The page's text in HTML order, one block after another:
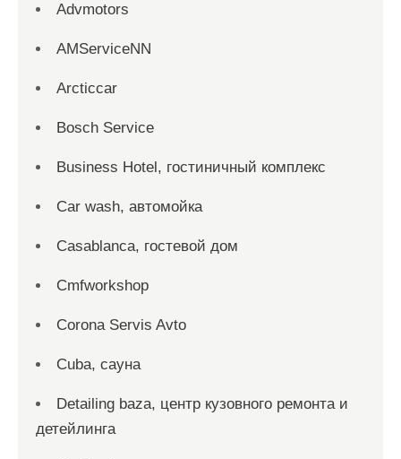
Advmotors
AMServiceNN
Arcticcar
Bosch Service
Business Hotel, гостиничный комплекс
Car wash, автомойка
Casablanca, гостевой дом
Cmfworkshop
Corona Servis Avto
Cuba, сауна
Detailing baza, центр кузовного ремонта и
детейлинга